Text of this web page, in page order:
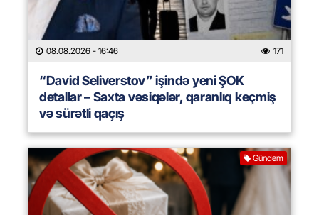
08.08.2026 - 16:46 171
“David Seliverstov” işində yeni ŞOK
detallar – Saxta vəsiqələr, qaranlıq keçmiş
və sürətli qaçış
Gündəm